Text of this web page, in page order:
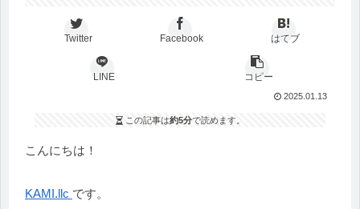
Twitter Facebook はてブ
LINE コピー
2025.01.13
この記事は約5分で読めます。
こんにちは！
KAMI.llc です。